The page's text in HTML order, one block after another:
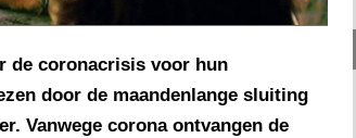
de coronacrisis voor hun
door de maandenlange sluiting
Vanwege corona ontvangen de